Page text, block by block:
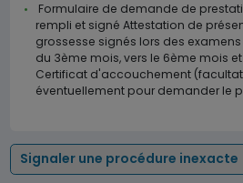
Formulaire de demande de
rempli et signé Attestation de
grossesse signés lors des
du 3ème mois, vers le 6ème mois
Certificat d'accouchement
éventuellement pour demander le
Signaler une procédure inexacte